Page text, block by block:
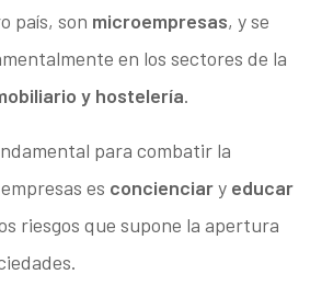
país, son microempresas, y se
en los sectores de la
y hostelería.
para combatir la
es concienciary educar
riesgos que supone la apertura